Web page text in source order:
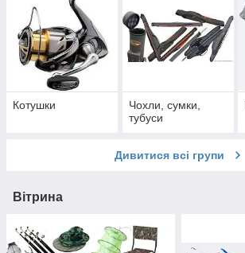
Котушки
Чохли, сумки,
тубуси
Дивитися всі групи
Вітрина